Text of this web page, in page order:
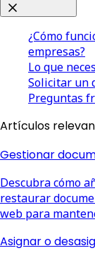
¿Cómo
empresas?
Lo que
Solicitar un
Preguntas
Artículos
Gestionar
Descubra cómo
restaurar
web para
Asignar o